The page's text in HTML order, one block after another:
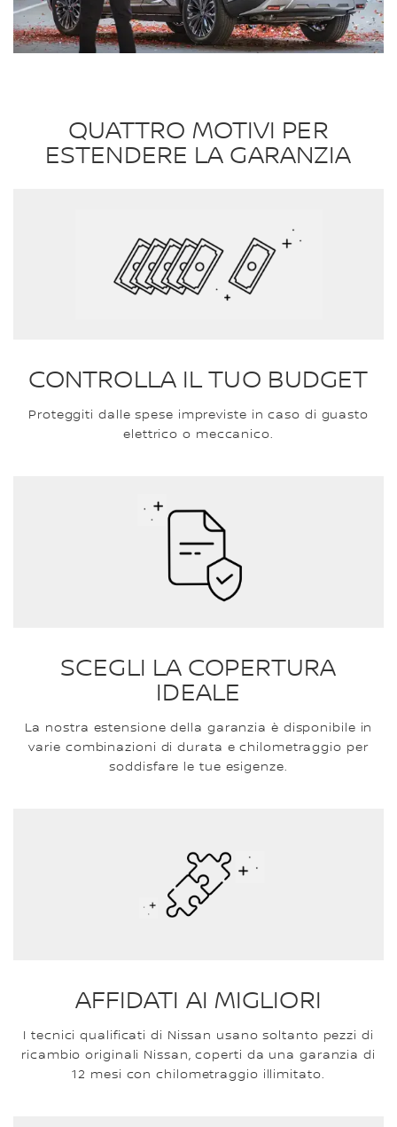
QUATTRO MOTIVI PER
ESTENDERE LA GARANZIA
CONTROLLA IL TUO BUDGET
Proteggiti dalle spese impreviste in caso di guasto
elettrico o meccanico.
SCEGLI LA COPERTURA
IDEALE
La nostra estensione della garanzia è disponibile in
varie combinazioni di durata e chilometraggio per
soddisfare le tue esigenze.
AFFIDATI AI MIGLIORI
I tecnici qualificati di Nissan usano soltanto pezzi di
ricambio originali Nissan, coperti da una garanzia di
12 mesi con chilometraggio illimitato.